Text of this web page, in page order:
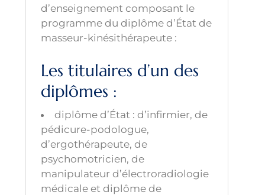
d’enseignement composant le
programme du diplôme d’État de
masseur-kinésithérapeute :
Les titulaires d’un des
diplômes :
diplôme d’État : d’infirmier, de
pédicure-podologue,
d’ergothérapeute, de
psychomotricien, de
manipulateur d’électroradiologie
médicale et diplôme de